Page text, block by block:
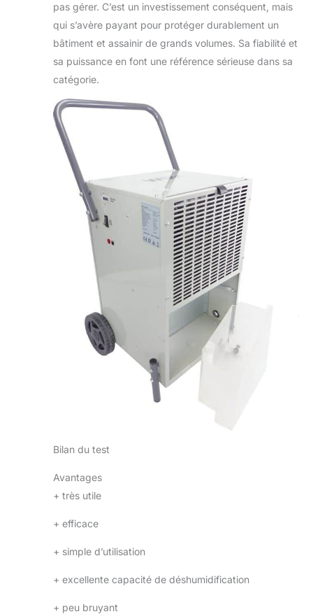
pas gérer. C’est un investissement conséquent, mais
qui s’avère payant pour protéger durablement un
bâtiment et assainir de grands volumes. Sa fiabilité et
sa puissance en font une référence sérieuse dans sa
catégorie.
Bilan du test
Avantages
+ très utile
+ efficace
+ simple d’utilisation
+ excellente capacité de déshumidification
+ peu bruyant